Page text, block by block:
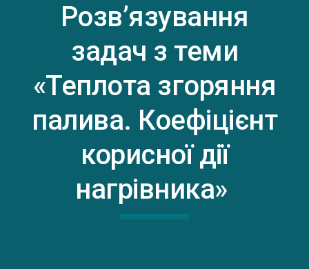
Розв’язування
задач з теми
«Теплота згоряння
палива. Коефіцієнт
корисної дії
нагрівника»